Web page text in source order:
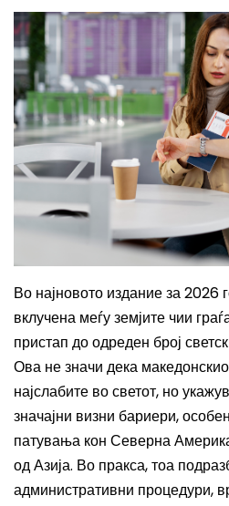
Во најновото издание за 2026
вклучена меѓу земјите чии
пристап до одреден број
Ова не значи дека
најслабите во светот, но
значајни визни бариери,
патувања кон Северна
од Азија. Во пракса, тоа
административни процедури,